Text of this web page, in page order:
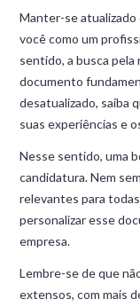
Manter-se atualizado
você como um
sentido, a busca
documento
desatualizado, saiba
suas experiências e
Nesse sentido, uma
candidatura. Nem
relevantes para
personalizar esse
empresa.
Lembre-se de que
extensos, com mais